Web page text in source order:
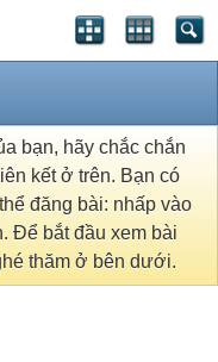
bạn, hãy chắc chắn
kết ở trên. Bạn có
đăng bài: nhấp vào
Để bắt đầu xem bài
thăm ở bên dưới.